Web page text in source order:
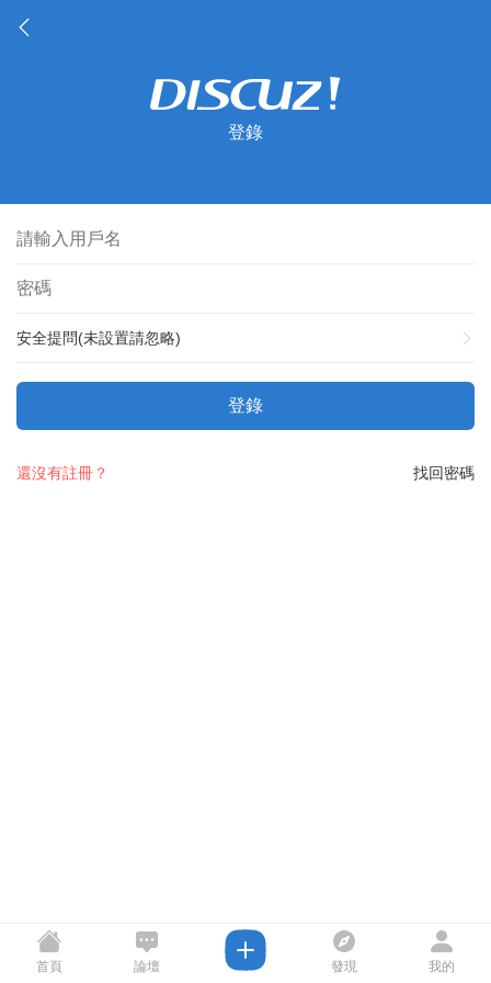
登錄
安全提問(未設置請忽略)
登錄
找回密碼
還沒有註冊？
首頁 論壇 發現 我的